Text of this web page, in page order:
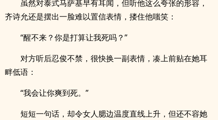
虽然对泰式马萨基早有耳闻，但听他这么夸张的形容，
齐诗允还是摆出一脸难以置信表情，搂住他嗤笑：
“醒不来？你是打算让我死吗？”
对方听后忍俊不禁，很快换一副表情，凑上前贴在她耳
畔低语：
“我会让你爽到死。”
短短一句话，却令女人腮边温度直线上升，但还不容她